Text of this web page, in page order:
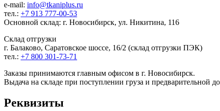
e-mail: info@tkaniplus.ru
тел.: +7 913 777-00-53
Основной склад: г. Новосибирск, ул. Никитина, 116
Склад отгрузки
г. Балаково, Саратовское шоссе, 16/2 (склад отгрузки ПЭК)
тел.: +7 800 301-73-71
Заказы принимаются главным офисом в г. Новосибирск.
Выдача на складе при поступлении груза и предварительной
Реквизиты